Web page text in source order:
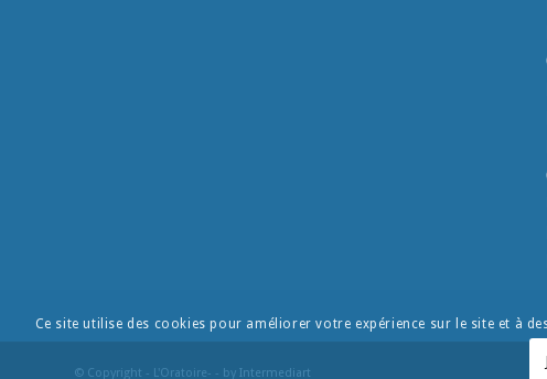
© Copyright - L'Oratoire- - by Intermediart
Ce site utilise des cookies pour améliorer votre expérience sur le site et à